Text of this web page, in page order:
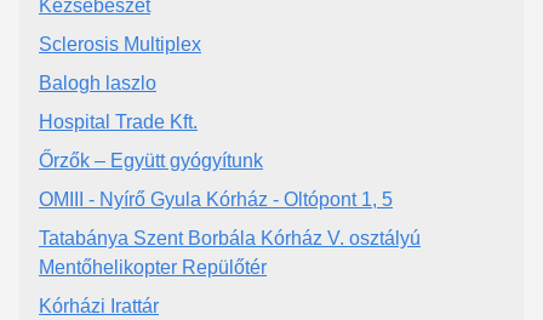
Kézsebészet
Sclerosis Multiplex
Balogh laszlo
Hospital Trade Kft.
Őrzők – Együtt gyógyítunk
OMIII - Nyírő Gyula Kórház - Oltópont 1, 5
Tatabánya Szent Borbála Kórház V. osztályú
Mentőhelikopter Repülőtér
Kórházi Irattár